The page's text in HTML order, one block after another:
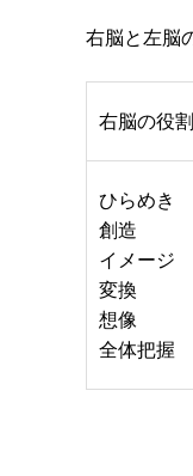
右脳と左脳
右脳の役割
ひらめき
創造
イメージ
変換
想像
全体把握